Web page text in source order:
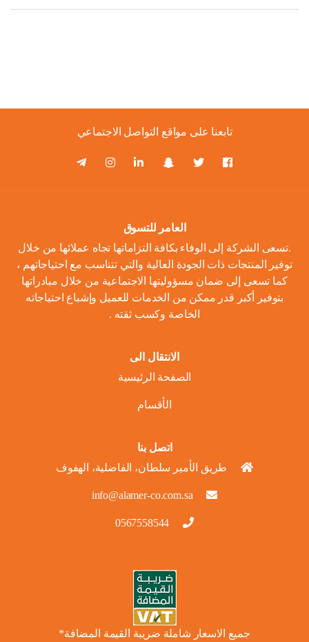
تابعنا على مواقع التواصل الاجتماعي
العامر للتسوق
.تسعى الشركة إلى الوفاء بكافة التزاماتها تجاه عملائها من خلال
توفير المنتجات ذات الجودة العالية والتي تتناسب مع احتياجاتهم ،
كما تسعى إلى ضمان مسؤوليتها الاجتماعية من خلال مبادراتها
بتوفير أكبر قدر ممكن من الخدمات للعميل وإشباع احتياجاته
الخاصة وكسب ثقته .
الانتقال الى
الصفحة الرئيسية
الأقسام
اتصل بنا
طريق الأمير سلطان، الفاضلية، الهفوف
info@alamer-co.com.sa
0567558544
جميع الاسعار شاملة ضريبة القيمة المضافة*